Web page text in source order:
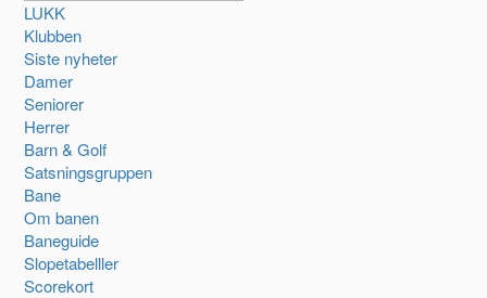
LUKK
Klubben
Siste nyheter
Damer
Seniorer
Herrer
Barn & Golf
Satsningsgruppen
Bane
Om banen
Baneguide
Slopetabelller
Scorekort